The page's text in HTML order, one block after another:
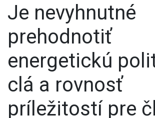
Je nevyhnutné
prehodnotiť
energetickú
clá a rovnosť
príležitostí pre